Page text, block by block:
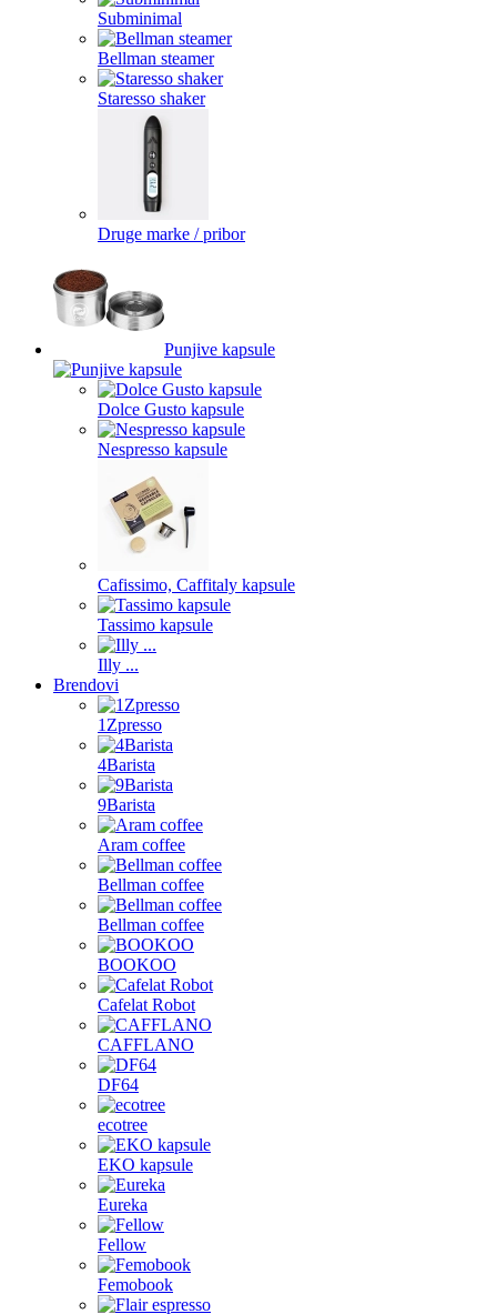
Subminimal
Bellman steamer
Staresso shaker
Druge marke / pribor
Punjive kapsule
Dolce Gusto kapsule
Nespresso kapsule
Cafissimo, Caffitaly kapsule
Tassimo kapsule
Illy ...
Brendovi
1Zpresso
4Barista
9Barista
Aram coffee
Bellman coffee
Bellman coffee
BOOKOO
Cafelat Robot
CAFFLANO
DF64
ecotree
EKO kapsule
Eureka
Fellow
Femobook